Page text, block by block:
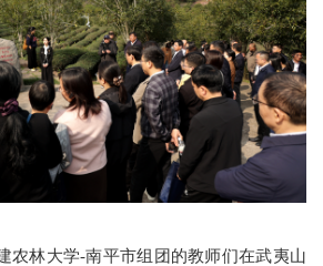
林大学-南平市组团的教师们在武夷山